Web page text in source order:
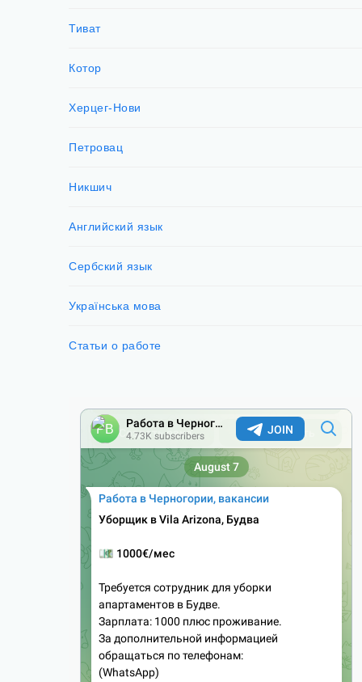
Тиват
Котор
Херцег-Нови
Петровац
Никшич
Английский язык
Сербский язык
Українська мова
Статьи о работе